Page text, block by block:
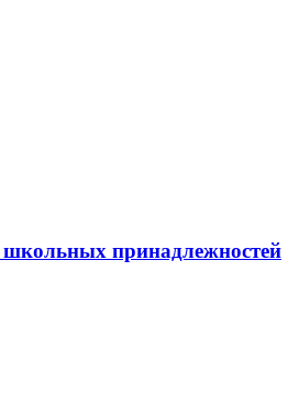
школьных принадлежностей